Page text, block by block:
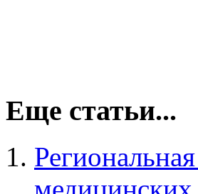
Еще статьи...